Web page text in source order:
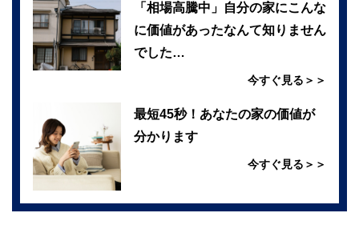
「相場高騰中」自分の家にこんな
に価値があったなんて知りません
でした…
今すぐ見る＞＞
最短45秒！あなたの家の価値が
分かります
今すぐ見る＞＞